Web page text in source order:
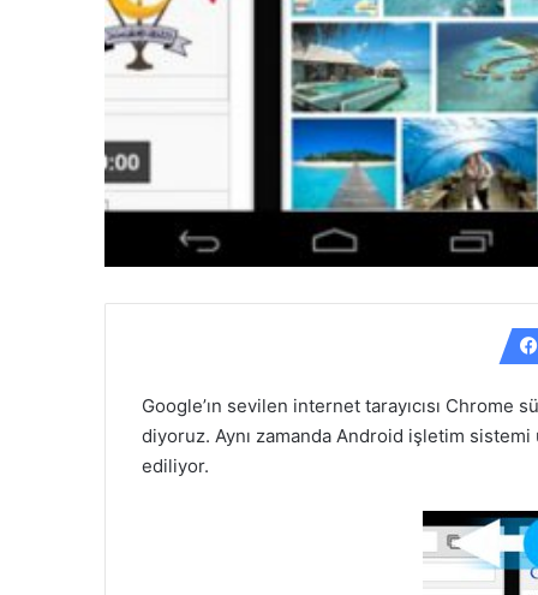
Google’ın sevilen internet tarayıcısı
diyoruz. Aynı zamanda Android işletim
ediliyor.